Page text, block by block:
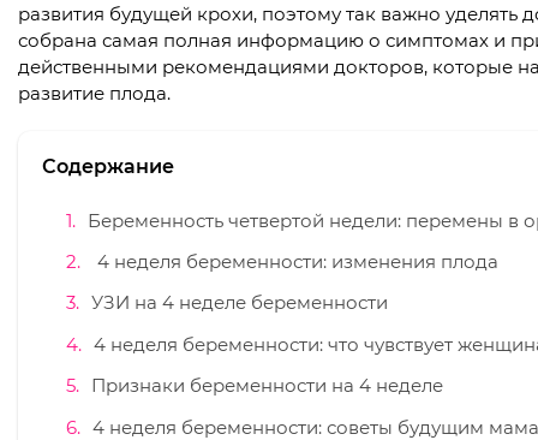
развития будущей крохи, поэтому так важно
собрана самая полная информацию о симптомах и
действенными рекомендациями докторов, которые
развитие плода.
Содержание
Беременность четвертой недели: перемены в
4 неделя беременности: изменения плода
УЗИ на 4 неделе беременности
4 неделя беременности: что чувствует
Признаки беременности на 4 неделе
4 неделя беременности: советы будущим